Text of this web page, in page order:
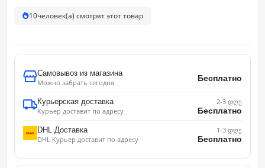
10человек(а) смотрят этот товар
Самовывоз из магазина
Можно забрать сегодня
Бесплатно
Курьерская доставка
Курьер доставит по адресу
2-3 დღე
Бесплатно
DHL Доставка
DHL Курьер доставит по адресу
1-3 დღე
Бесплатно